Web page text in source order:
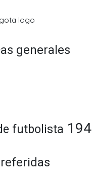
generales
futbolista 194